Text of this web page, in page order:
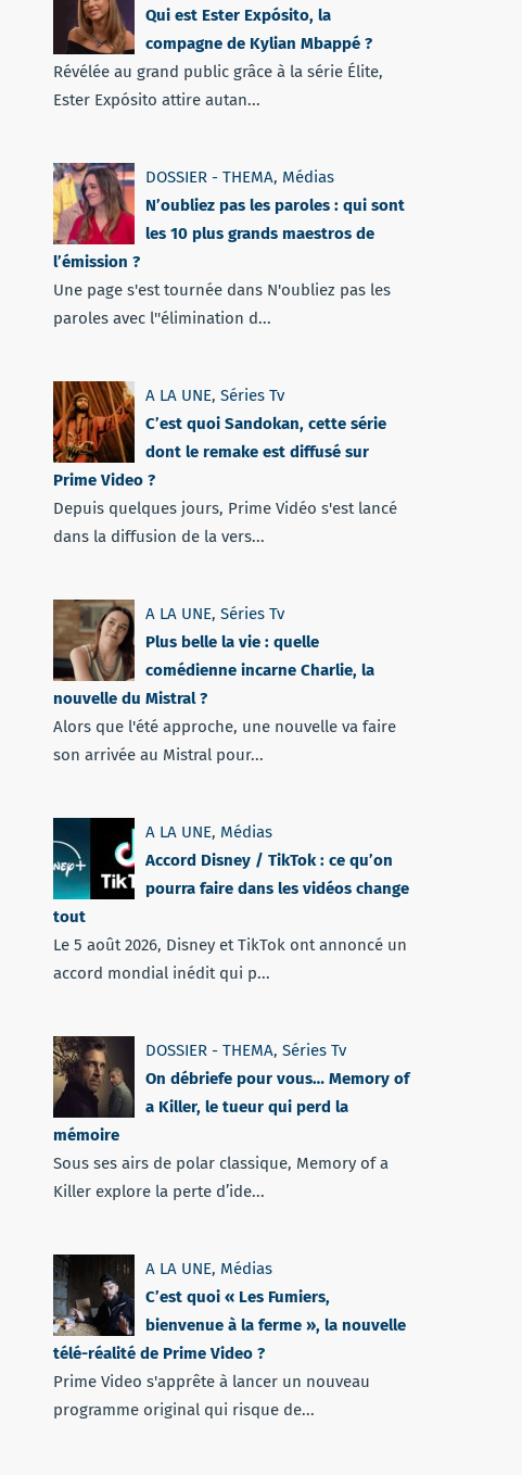
Qui est Ester Expósito, la
compagne de Kylian Mbappé ?
Révélée au grand public grâce à la série Élite,
Ester Expósito attire autan...
DOSSIER - THEMA, Médias
N’oubliez pas les paroles : qui sont
les 10 plus grands maestros de
l’émission ?
Une page s'est tournée dans N'oubliez pas les
paroles avec l''élimination d...
A LA UNE, Séries Tv
C’est quoi Sandokan, cette série
dont le remake est diffusé sur
Prime Video ?
Depuis quelques jours, Prime Vidéo s'est lancé
dans la diffusion de la vers...
A LA UNE, Séries Tv
Plus belle la vie : quelle
comédienne incarne Charlie, la
nouvelle du Mistral ?
Alors que l'été approche, une nouvelle va faire
son arrivée au Mistral pour...
A LA UNE, Médias
Accord Disney / TikTok : ce qu’on
pourra faire dans les vidéos change
tout
Le 5 août 2026, Disney et TikTok ont annoncé un
accord mondial inédit qui p...
DOSSIER - THEMA, Séries Tv
On débriefe pour vous… Memory of
a Killer, le tueur qui perd la
mémoire
Sous ses airs de polar classique, Memory of a
Killer explore la perte d’ide...
A LA UNE, Médias
C’est quoi « Les Fumiers,
bienvenue à la ferme », la nouvelle
télé-réalité de Prime Video ?
Prime Video s'apprête à lancer un nouveau
programme original qui risque de...